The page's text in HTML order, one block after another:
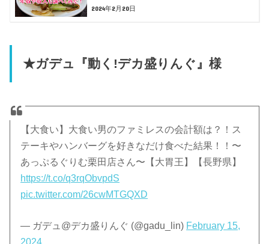
2024年2月20日
★ガデュ『動く!デカ盛りんぐ』様
【大食い】大食い男のファミレスの会計額は？！ス
テーキやハンバーグを好きなだけ食べた結果！！〜
あっぷるぐりむ栗田店さん〜【大胃王】【長野県】
https://t.co/q3rqObvpdS
pic.twitter.com/26cwMTGQXD
— ガデュ@デカ盛りんぐ (@gadu_lin) February 15,